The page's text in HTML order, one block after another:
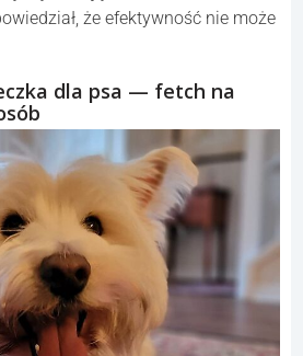
że efektywność nie może
dla psa — fetch na